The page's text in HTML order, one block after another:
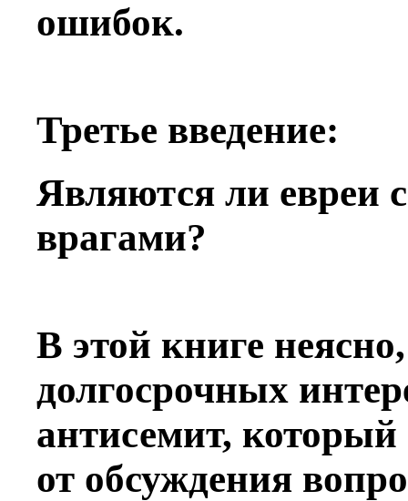
ошибок.
Третье введение:
Являются ли евреи
врагами?
В этой книге
долгосрочных
антисемит, который
от обсуждения